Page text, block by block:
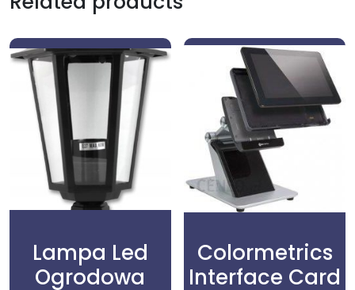
Lampa Led
Ogrodowa
Colormetrics
Interface Card